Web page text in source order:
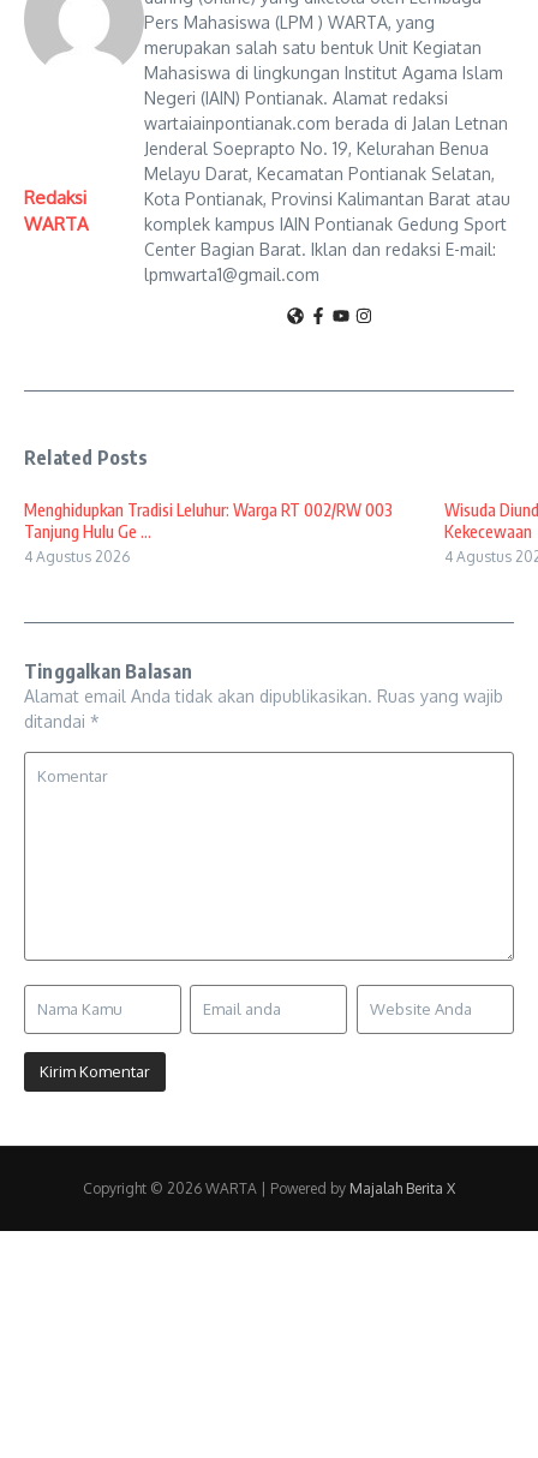
Redaksi
WARTA
Pers Mahasiswa (LPM ) WARTA, yang
merupakan salah satu bentuk Unit Kegiatan
Mahasiswa di lingkungan Institut Agama Islam
Negeri (IAIN) Pontianak. Alamat redaksi
wartaiainpontianak.com berada di Jalan Letnan
Jenderal Soeprapto No. 19, Kelurahan Benua
Melayu Darat, Kecamatan Pontianak Selatan,
Kota Pontianak, Provinsi Kalimantan Barat atau
komplek kampus IAIN Pontianak Gedung Sport
Center Bagian Barat. Iklan dan redaksi E-mail:
lpmwarta1@gmail.com
Related Posts
Menghidupkan Tradisi Leluhur: Warga RT 002/RW 003
Tanjung Hulu Ge ...
4 Agustus 2026
Wisuda
Kekecewaan
4 Agustus
Tinggalkan Balasan
Alamat email Anda tidak akan dipublikasikan. Ruas yang wajib
ditandai *
Copyright © 2026 WARTA | Powered by Majalah Berita X